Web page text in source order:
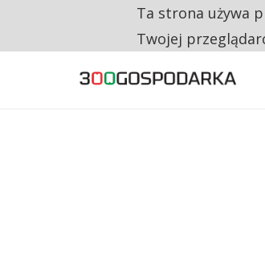
RESTRYKCJE CHIN
Ta strona używa
Twojej